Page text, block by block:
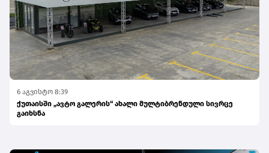
6 აგვისტო 8:39
ქუთაისში „ავტო გალერის“ ახალი მულტიბრენდული სივრცე
გაიხსნა